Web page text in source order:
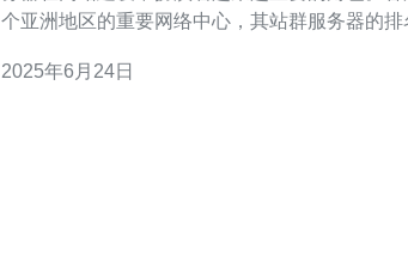
个亚洲地区的重要网络中心，其站群服务器的排
告，帮助大家选择最适合自己的服务器。 根据最新的调研
2025年6月24日